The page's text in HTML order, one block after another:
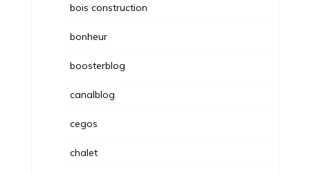
bois construction
bonheur
boosterblog
canalblog
cegos
chalet